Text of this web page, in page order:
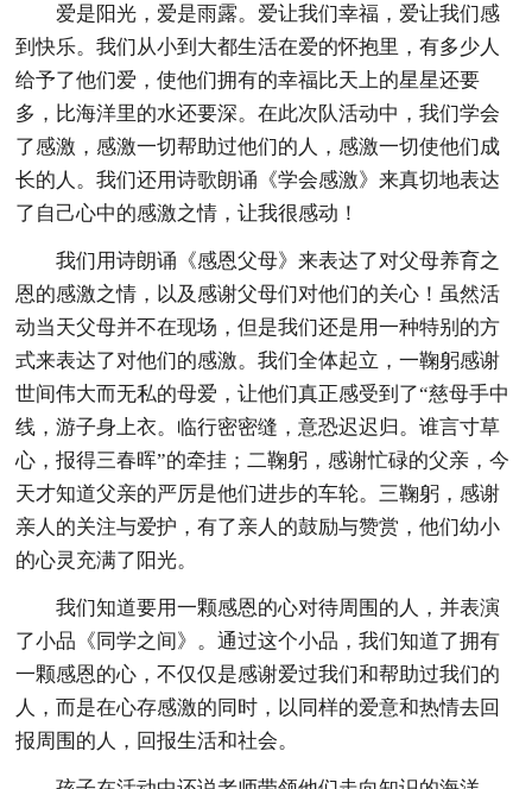
爱是阳光，爱是雨露。爱让我们幸福，爱让我们感
到快乐。我们从小到大都生活在爱的怀抱里，有多少人
给予了他们爱，使他们拥有的幸福比天上的星星还要
多，比海洋里的水还要深。在此次队活动中，我们学会
了感激，感激一切帮助过他们的人，感激一切使他们成
长的人。我们还用诗歌朗诵《学会感激》来真切地表达
了自己心中的感激之情，让我很感动！
我们用诗朗诵《感恩父母》来表达了对父母养育之
恩的感激之情，以及感谢父母们对他们的关心！虽然活
动当天父母并不在现场，但是我们还是用一种特别的方
式来表达了对他们的感激。我们全体起立，一鞠躬感谢
世间伟大而无私的母爱，让他们真正感受到了“慈母手中
线，游子身上衣。临行密密缝，意恐迟迟归。谁言寸草
心，报得三春晖”的牵挂；二鞠躬，感谢忙碌的父亲，今
天才知道父亲的严厉是他们进步的车轮。三鞠躬，感谢
亲人的关注与爱护，有了亲人的鼓励与赞赏，他们幼小
的心灵充满了阳光。
我们知道要用一颗感恩的心对待周围的人，并表演
了小品《同学之间》。通过这个小品，我们知道了拥有
一颗感恩的心，不仅仅是感谢爱过我们和帮助过我们的
人，而是在心存感激的同时，以同样的爱意和热情去回
报周围的人，回报生活和社会。